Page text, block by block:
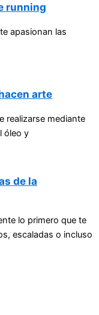
running
apasionan las
arte
realizarse mediante
óleo y
de la
lo primero que te
escaladas o incluso